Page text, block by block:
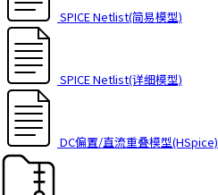
SPICE Netlist(简易模型)
SPICE Netlist(详细模型)
DC偏置/直流重叠模型(HSpice)